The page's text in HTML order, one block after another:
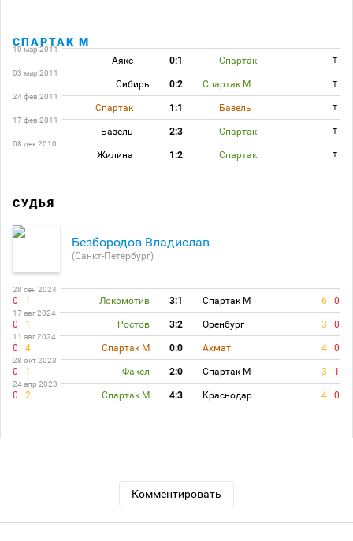
СПАРТАК М
10 мар 2011
Аякс 0:1 Спартак
T
03 мар 2011
Сибирь 0:2 Спартак М
T
24 фев 2011
Спартак 1:1 Базель
T
17 фев 2011
Базель 2:3 Спартак
T
08 дек 2010
Жилина 1:2 Спартак T
СУДЬЯ
Безбородов Владислав
(Санкт-Петербург)
28 сен 2024
0 1 Локомотив 3:1 Спартак М 6 0
17 авг 2024
0 1 Ростов 3:2 Оренбург 3 0
11 авг 2024
0 4 Спартак М 0:0 Ахмат 4 0
28 окт 2023
0 1 Факел 2:0 Спартак М 3 1
24 апр 2023
0 2 Спартак М 4:3 Краснодар 4 0
Комментировать